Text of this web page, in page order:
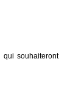
qui souhaiteront